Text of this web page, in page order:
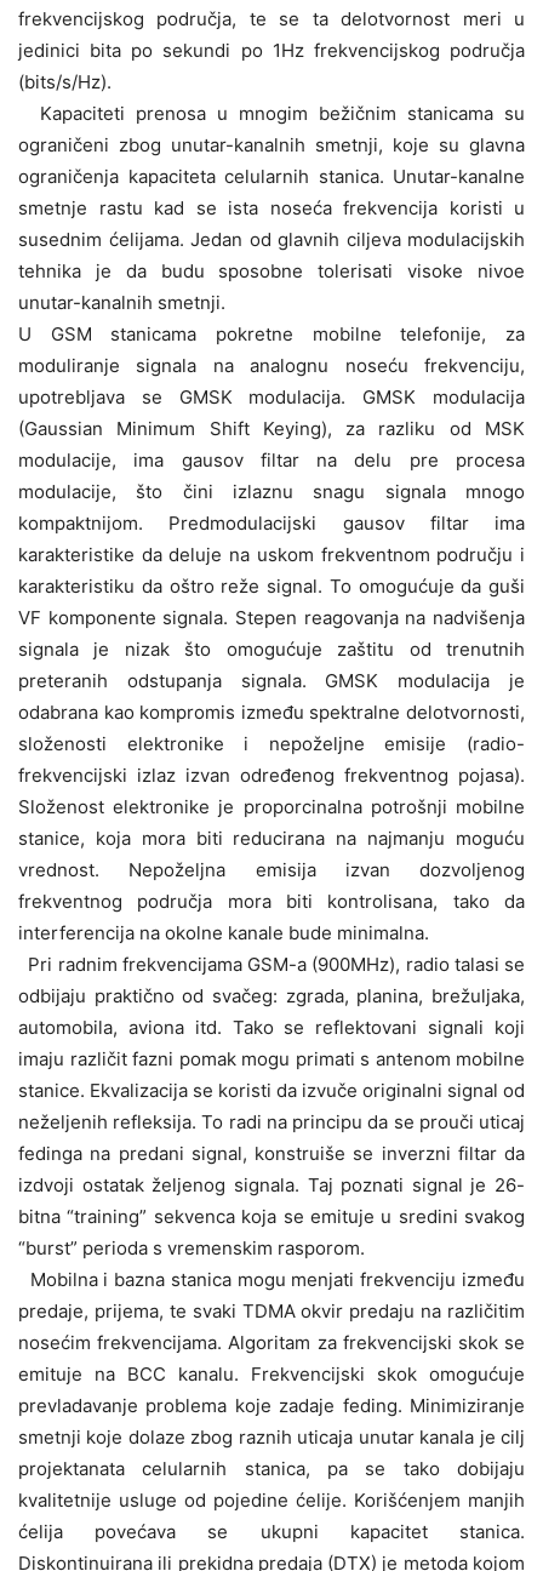
frekvencijskog područja, te se ta delotvornost meri u
jedinici bita po sekundi po 1Hz frekvencijskog područja
(bits/s/Hz).
Kapaciteti prenosa u mnogim bežičnim stanicama su
ograničeni zbog unutar-kanalnih smetnji, koje su glavna
ograničenja kapaciteta celularnih stanica. Unutar-kanalne
smetnje rastu kad se ista noseća frekvencija koristi u
susednim ćelijama. Jedan od glavnih ciljeva modulacijskih
tehnika je da budu sposobne tolerisati visoke nivoe
unutar-kanalnih smetnji.
U GSM stanicama pokretne mobilne telefonije, za
moduliranje signala na analognu noseću frekvenciju,
upotrebljava se GMSK modulacija. GMSK modulacija
(Gaussian Minimum Shift Keying), za razliku od MSK
modulacije, ima gausov filtar na delu pre procesa
modulacije, što čini izlaznu snagu signala mnogo
kompaktnijom. Predmodulacijski gausov filtar ima
karakteristike da deluje na uskom frekventnom području i
karakteristiku da oštro reže signal. To omogućuje da guši
VF komponente signala. Stepen reagovanja na nadvišenja
signala je nizak što omogućuje zaštitu od trenutnih
preteranih odstupanja signala. GMSK modulacija je
odabrana kao kompromis između spektralne delotvornosti,
složenosti elektronike i nepoželjne emisije (radio-
frekvencijski izlaz izvan određenog frekventnog pojasa).
Složenost elektronike je proporcinalna potrošnji mobilne
stanice, koja mora biti reducirana na najmanju moguću
vrednost. Nepoželjna emisija izvan dozvoljenog
frekventnog područja mora biti kontrolisana, tako da
interferencija na okolne kanale bude minimalna.
Pri radnim frekvencijama GSM-a (900MHz), radio talasi se
odbijaju praktično od svačeg: zgrada, planina, brežuljaka,
automobila, aviona itd. Tako se reflektovani signali koji
imaju različit fazni pomak mogu primati s antenom mobilne
stanice. Ekvalizacija se koristi da izvuče originalni signal od
neželjenih refleksija. To radi na principu da se prouči uticaj
fedinga na predani signal, konstruiše se inverzni filtar da
izdvoji ostatak željenog signala. Taj poznati signal je 26-
bitna “training” sekvenca koja se emituje u sredini svakog
“burst” perioda s vremenskim rasporom.
Mobilna i bazna stanica mogu menjati frekvenciju između
predaje, prijema, te svaki TDMA okvir predaju na različitim
nosećim frekvencijama. Algoritam za frekvencijski skok se
emituje na BCC kanalu. Frekvencijski skok omogućuje
prevladavanje problema koje zadaje feding. Minimiziranje
smetnji koje dolaze zbog raznih uticaja unutar kanala je cilj
projektanata celularnih stanica, pa se tako dobijaju
kvalitetnije usluge od pojedine ćelije. Korišćenjem manjih
ćelija povećava se ukupni kapacitet stanica.
Diskontinuirana ili prekidna predaja (DTX) je metoda kojom